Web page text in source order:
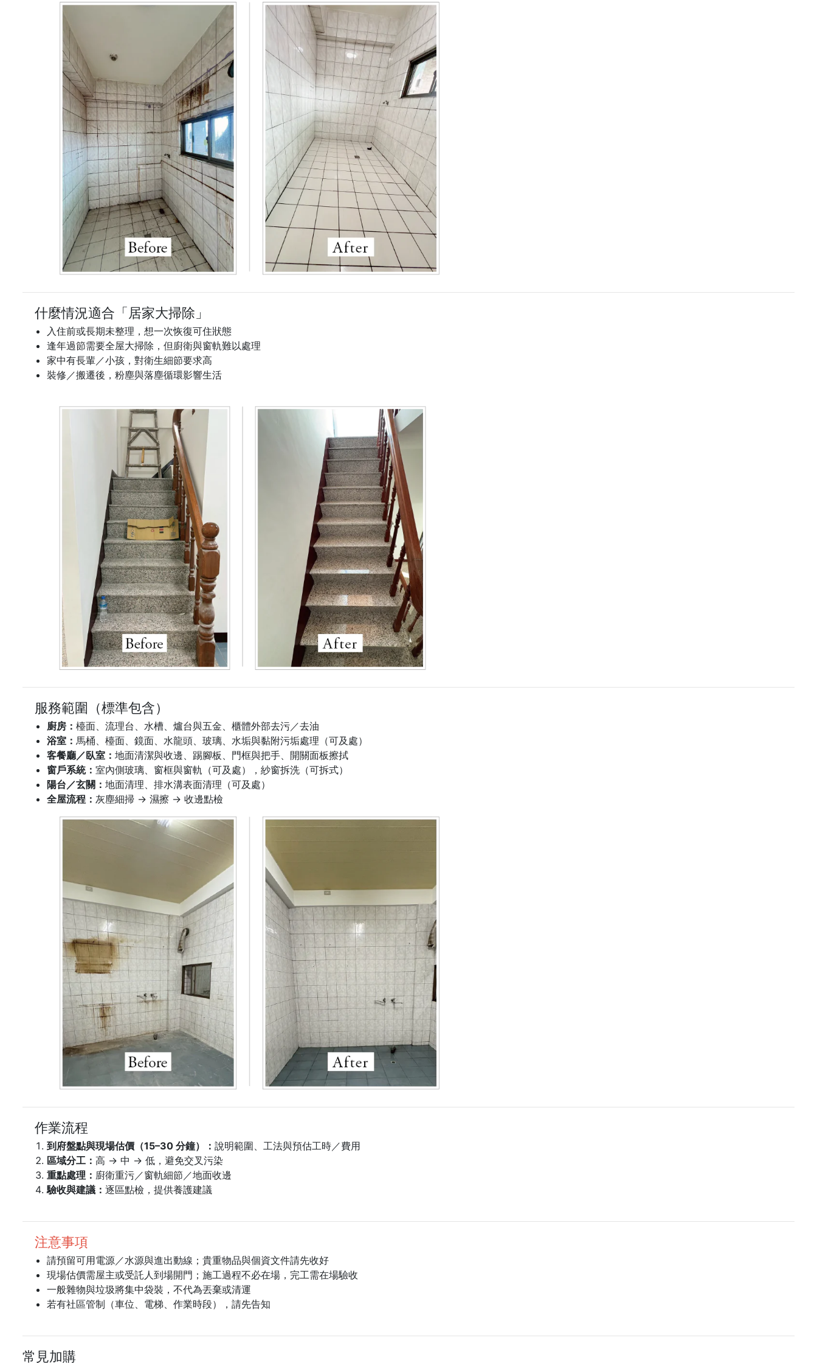
什麼情況適合「居家大掃除」
入住前或長期未整理，想一次恢復可住狀態
逢年過節需要全屋大掃除，但廚衛與窗軌難以處理
家中有長輩／小孩，對衛生細節要求高
裝修／搬遷後，粉塵與落塵循環影響生活
服務範圍（標準包含）
廚房： 檯面、流理台、水槽、爐台與五金、櫃體外部去污／去油
浴室： 馬桶、檯面、鏡面、水龍頭、玻璃、水垢與黏附污垢處理（可及處）
客餐廳／臥室： 地面清潔與收邊、踢腳板、門框與把手、開關面板擦拭
窗戶系統： 室內側玻璃、窗框與窗軌（可及處），紗窗拆洗（可拆式）
陽台／玄關： 地面清理、排水溝表面清理（可及處）
全屋流程： 灰塵細掃 → 濕擦 → 收邊點檢
作業流程
到府盤點與現場估價（15–30 分鐘）： 說明範圍、工法與預估工時／費用
區域分工： 高 → 中 → 低，避免交叉污染
重點處理： 廚衛重污／窗軌細節／地面收邊
驗收與建議： 逐區點檢，提供養護建議
注意事項
請預留可用電源／水源與進出動線；貴重物品與個資文件請先收好
現場估價需屋主或受託人到場開門；施工過程不必在場，完工需在場驗收
一般雜物與垃圾將集中袋裝，不代為丟棄或清運
若有社區管制（車位、電梯、作業時段），請先告知
常見加購